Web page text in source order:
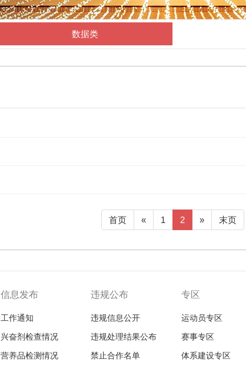
数据类
首页 « 1 2 » 末页
信息发布
工作通知
兴奋剂检查情况
营养品检测情况
违规公布
违规信息公开
违规处理结果公布
禁止合作名单
专区
运动员专区
赛事专区
体系建设专区